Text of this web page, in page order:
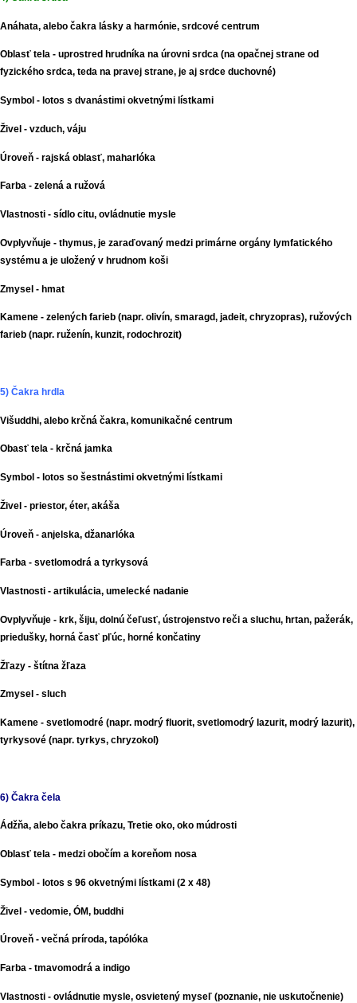
Anáhata, alebo čakra lásky a harmónie, srdcové centrum
Oblasť tela - uprostred hrudníka na úrovni srdca (na opačnej strane od
fyzického srdca, teda na pravej strane, je aj srdce duchovné)
Symbol - lotos s dvanástimi okvetnými lístkami
Živel - vzduch, váju
Úroveň - rajská oblasť, maharlóka
Farba - zelená a ružová
Vlastnosti - sídlo citu, ovládnutie mysle
Ovplyvňuje - thymus, je zaraďovaný medzi primárne orgány lymfatického
systému a je uložený v hrudnom koši
Zmysel - hmat
Kamene - zelených farieb (napr. olivín, smaragd, jadeit, chryzopras), ružových
farieb (napr. ruženín, kunzit, rodochrozit)
5) Čakra hrdla
Višuddhi, alebo krčná čakra, komunikačné centrum
Obasť tela - krčná jamka
Symbol - lotos so šestnástimi okvetnými lístkami
Živel - priestor, éter, akáša
Úroveň - anjelska, džanarlóka
Farba - svetlomodrá a tyrkysová
Vlastnosti - artikulácia, umelecké nadanie
Ovplyvňuje - krk, šiju, dolnú čeľusť, ústrojenstvo reči a sluchu, hrtan, pažerák,
priedušky, horná časť pľúc, horné končatiny
Žľazy - štítna žľaza
Zmysel - sluch
Kamene - svetlomodré (napr. modrý fluorit, svetlomodrý lazurit, modrý lazurit),
tyrkysové (napr. tyrkys, chryzokol)
6) Čakra čela
Ádžňa, alebo čakra príkazu, Tretie oko, oko múdrosti
Oblasť tela - medzi obočím a koreňom nosa
Symbol - lotos s 96 okvetnými lístkami (2 x 48)
Živel - vedomie, ÓM, buddhi
Úroveň - večná príroda, tapólóka
Farba - tmavomodrá a indigo
Vlastnosti - ovládnutie mysle, osvietený myseľ (poznanie, nie uskutočnenie)